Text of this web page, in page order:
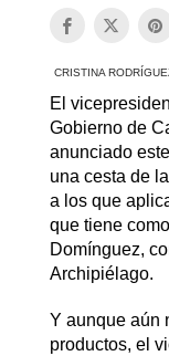
CRISTINA
El
Gobierno de
anunciado
una cesta de
a los que
que tiene
Domínguez,
Archipiélago.
Y aunque aún
productos, el